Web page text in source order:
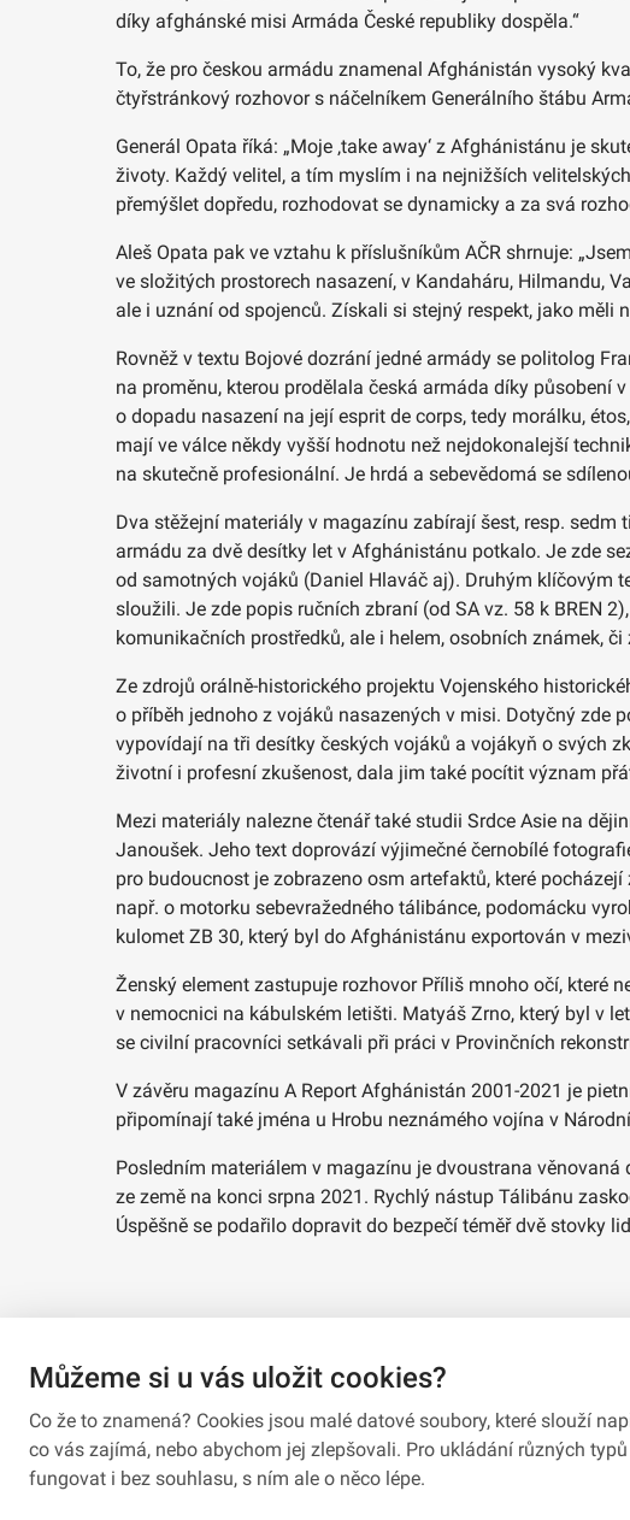
díky afghánské misi Armáda České republiky dospěla.“
To, že pro českou armádu znamenal Afghánistán vysoký
čtyřstránkový rozhovor s náčelníkem Generálního štábu
Generál Opata říká: „Moje ‚take away‘ z Afghánistánu je
životy. Každý velitel, a tím myslím i na nejnižších
přemýšlet dopředu, rozhodovat se dynamicky a za svá
Aleš Opata pak ve vztahu k příslušníkům AČR shrnuje:
ve složitých prostorech nasazení, v Kandaháru, Hilmandu,
ale i uznání od spojenců. Získali si stejný respekt, jako měli
Rovněž v textu Bojové dozrání jedné armády se politolog
na proměnu, kterou prodělala česká armáda díky působení
o dopadu nasazení na její esprit de corps, tedy morálku,
mají ve válce někdy vyšší hodnotu než nejdokonalejší
na skutečně profesionální. Je hrdá a sebevědomá se
Dva stěžejní materiály v magazínu zabírají šest, resp.
armádu za dvě desítky let v Afghánistánu potkalo. Je zde
od samotných vojáků (Daniel Hlaváč aj). Druhým klíčovým
sloužili. Je zde popis ručních zbraní (od SA vz. 58 k BREN
komunikačních prostředků, ale i helem, osobních známek,
Ze zdrojů orálně-historického projektu Vojenského
o příběh jednoho z vojáků nasazených v misi. Dotyčný zde
vypovídají na tři desítky českých vojáků a vojákyň o svých
životní i profesní zkušenost, dala jim také pocítit význam
Mezi materiály nalezne čtenář také studii Srdce Asie na
Janoušek. Jeho text doprovází výjimečné černobílé
pro budoucnost je zobrazeno osm artefaktů, které
např. o motorku sebevražedného tálibánce, podomácku
kulomet ZB 30, který byl do Afghánistánu exportován v
Ženský element zastupuje rozhovor Příliš mnoho očí, které
v nemocnici na kábulském letišti. Matyáš Zrno, který byl v
se civilní pracovníci setkávali při práci v Provinčních
V závěru magazínu A Report Afghánistán 2001-2021 je
připomínají také jména u Hrobu neznámého vojína v
Posledním materiálem v magazínu je dvoustrana
ze země na konci srpna 2021. Rychlý nástup Tálibánu
Úspěšně se podařilo dopravit do bezpečí téměř dvě stovky
Můžeme si u vás uložit cookies?
Co že to znamená? Cookies jsou malé datové soubory, které slouží
co vás zajímá, nebo abychom jej zlepšovali. Pro ukládání různých
fungovat i bez souhlasu, s ním ale o něco lépe.